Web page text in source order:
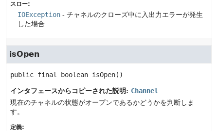
スロー:
IOException - チャネルのクローズ中に入出力エラーが発生
した場合
isOpen
public final boolean isOpen()
インタフェースからコピーされた説明: Channel
現在のチャネルの状態がオープンであるかどうかを判断しま
す。
定義: